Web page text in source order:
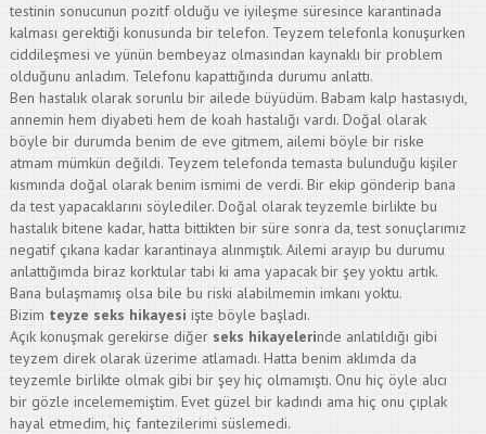
testinin sonucunun pozitf olduğu ve iyileşme süresince karantinada
kalması gerektiği konusunda bir telefon. Teyzem telefonla konuşurken
ciddileşmesi ve yünün bembeyaz olmasından kaynaklı bir problem
olduğunu anladım. Telefonu kapattığında durumu anlattı.
Ben hastalık olarak sorunlu bir ailede büyüdüm. Babam kalp hastasıydı,
annemin hem diyabeti hem de koah hastalığı vardı. Doğal olarak
böyle bir durumda benim de eve gitmem, ailemi böyle bir riske
atmam mümkün değildi. Teyzem telefonda temasta bulunduğu kişiler
kısmında doğal olarak benim ismimi de verdi. Bir ekip gönderip bana
da test yapacaklarını söylediler. Doğal olarak teyzemle birlikte bu
hastalık bitene kadar, hatta bittikten bir süre sonra da, test sonuçlarımız
negatif çıkana kadar karantinaya alınmıştık. Ailemi arayıp bu durumu
anlattığımda biraz korktular tabi ki ama yapacak bir şey yoktu artık.
Bana bulaşmamış olsa bile bu riski alabilmemin imkanı yoktu.
Bizim teyze seks hikayesi işte böyle başladı.
Açık konuşmak gerekirse diğer seks hikayelerinde anlatıldığı gibi
teyzem direk olarak üzerime atlamadı. Hatta benim aklımda da
teyzemle birlikte olmak gibi bir şey hiç olmamıştı. Onu hiç öyle alıcı
bir gözle incelememiştim. Evet güzel bir kadındı ama hiç onu çıplak
hayal etmedim, hiç fantezilerimi süslemedi.